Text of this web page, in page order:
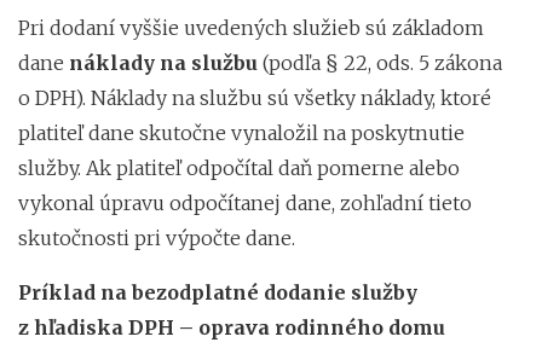
Pri dodaní vyššie uvedených služieb sú základom
dane náklady na službu (podľa § 22, ods. 5 zákona
o DPH). Náklady na službu sú všetky náklady, ktoré
platiteľ dane skutočne vynaložil na poskytnutie
služby. Ak platiteľ odpočítal daň pomerne alebo
vykonal úpravu odpočítanej dane, zohľadní tieto
skutočnosti pri výpočte dane.
Príklad na bezodplatné dodanie služby
z hľadiska DPH – oprava rodinného domu